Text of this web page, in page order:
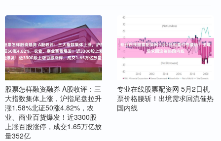
股票怎样融资融券 A股收评：三
大指数集体上涨，沪指尾盘拉升
涨1.58%北证50涨4.82%，农
业、商业百货爆发！近3300股
上涨百股涨停，成交1.65万亿放
量352亿
专业在线股票配资网 5月2日机
票价格腰斩！出境需求回流催热
国内线